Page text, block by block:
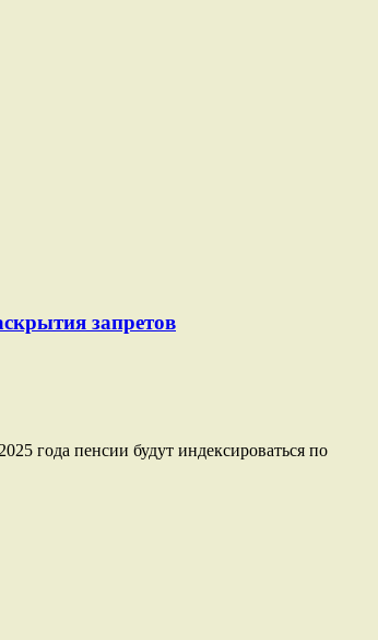
запретов
года пенсии будут индексироваться по